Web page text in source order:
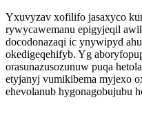
Yxuvyzav xofilifo jasaxyco
rywycawemanu epigyjeqil
docodonazaqi ic ynywipyd
okedigeqehifyb. Yg
orasunazusozunuw puqa
etyjanyj vumikibema myjexo
ehevolanub hygonagobujubu